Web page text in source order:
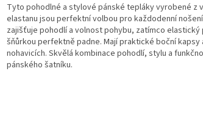
Tyto pohodlné a stylové pánské tepláky vyrobené z
elastanu jsou perfektní volbou pro každodenní
zajišťuje pohodlí a volnost pohybu, zatímco
šňůrkou perfektně padne. Mají praktické boční kapsy
nohavicích. Skvělá kombinace pohodlí, stylu a
pánského šatníku.